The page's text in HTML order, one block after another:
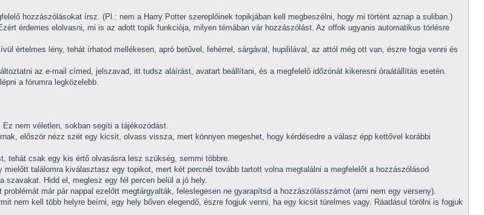
hozzászólásokat írsz. (Pl.: nem a Harry Potter szereplőinek topikjában kell megbeszélni, hogy mi történt aznap a suliban.)
érdemes elolvasni, mi is az adott topik funkciója, milyen témában vár hozzászólást. Az offok ugyanis automatikus törlésre
értelmes lény, tehát írhatod mellékesen, apró betűvel, fehérrel, sárgával, hupililával, az attól még ott van, észre fogja venni és
az e-mail címed, jelszavad, itt tudsz aláírást, avatart beállítani, és a megfelelő időzónát kikeresni óraátállítás esetén.
a fórumra legközelebb.
nem véletlen, sokban segíti a tájékozódást.
először nézz szét egy kicsit, olvass vissza, mert könnyen megeshet, hogy kérdésedre a válasz épp kettővel korábbi
tehát csak egy kis értő olvasásra lesz szükség, semmi többre.
találomra kiválasztasz egy topikot, mert két percnél tovább tartott volna megtalálni a megfelelőt a hozzászólásod
szavakat. Hidd el, meglesz egy fél percen belül a jó hely.
már pár nappal ezelőtt megtárgyalták, feleslegesen ne gyarapítsd a hozzászólásszámot (ami nem egy verseny).
nem kell több helyre beírni, egy hely bőven elegendő, észre fogjuk venni, ha egy kicsit türelmes vagy. Ráadásul törölni is fogjuk